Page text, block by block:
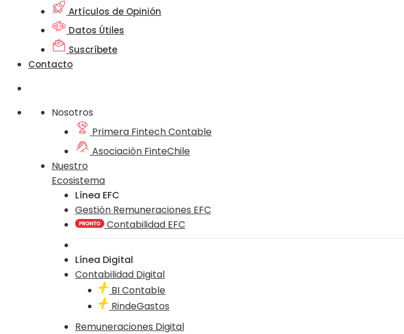
Artículos de Opinión
Datos Útiles
Suscríbete
Contacto
Nosotros
Primera Fintech Contable
Asociación FinteChile
Nuestro
Ecosistema
Línea EFC
Gestión Remuneraciones EFC
Contabilidad EFC
Línea Digital
Contabilidad Digital
BI Contable
RindeGastos
Remuneraciones Digital